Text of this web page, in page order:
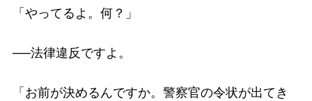
「やってるよ。何？」
──法律違反ですよ。
「お前が決めるんですか。警察官の令状が出てき